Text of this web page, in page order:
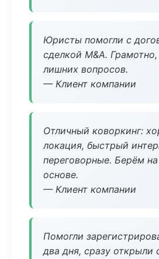
Юристы помогли с
сделкой M&A.
лишних вопросов.
— Клиент компании
Отличный коворкинг:
локация, быстрый
переговорные. Берём
основе.
— Клиент компании
Помогли
два дня, сразу открыли